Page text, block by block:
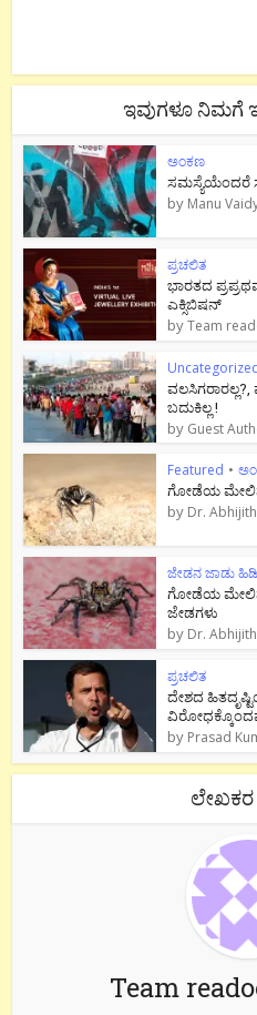
ಇವುಗಳೂ ನಿಮಗೆ
ಅಂಕಣ
ಸಮಸ್ಯೆಯೆಂದರೆ
by Manu
ಪ್ರಚಲಿತ
ಭಾರತದ
ಎಕ್ಸಿಬಿಷನ್
byTeam
ಬದುಕಿಲ್ಲ !
by Guest
Featured •
ಗೋಡೆಯ ಮೇಲಿನ
by Dr. Abhijith
ಜೇಡನ ಜಾಡು
ಗೋಡೆಯ
ಜೇಡಗಳು
by Dr. Abhijith
ಪ್ರಚಲಿತ
ದೇಶದ
by Prasad
ಲೇಖಕರ
Team